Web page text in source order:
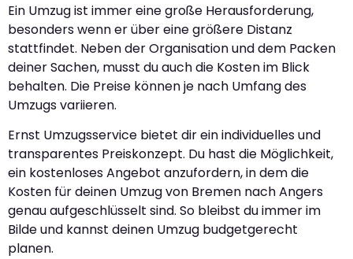
Ein Umzug ist immer eine große Herausforderung,
besonders wenn er über eine größere Distanz
stattfindet. Neben der Organisation und dem Packen
deiner Sachen, musst du auch die Kosten im Blick
behalten. Die Preise können je nach Umfang des
Umzugs variieren.
Ernst Umzugsservice bietet dir ein individuelles und
transparentes Preiskonzept. Du hast die Möglichkeit,
ein kostenloses Angebot anzufordern, in dem die
Kosten für deinen Umzug von Bremen nach Angers
genau aufgeschlüsselt sind. So bleibst du immer im
Bilde und kannst deinen Umzug budgetgerecht
planen.